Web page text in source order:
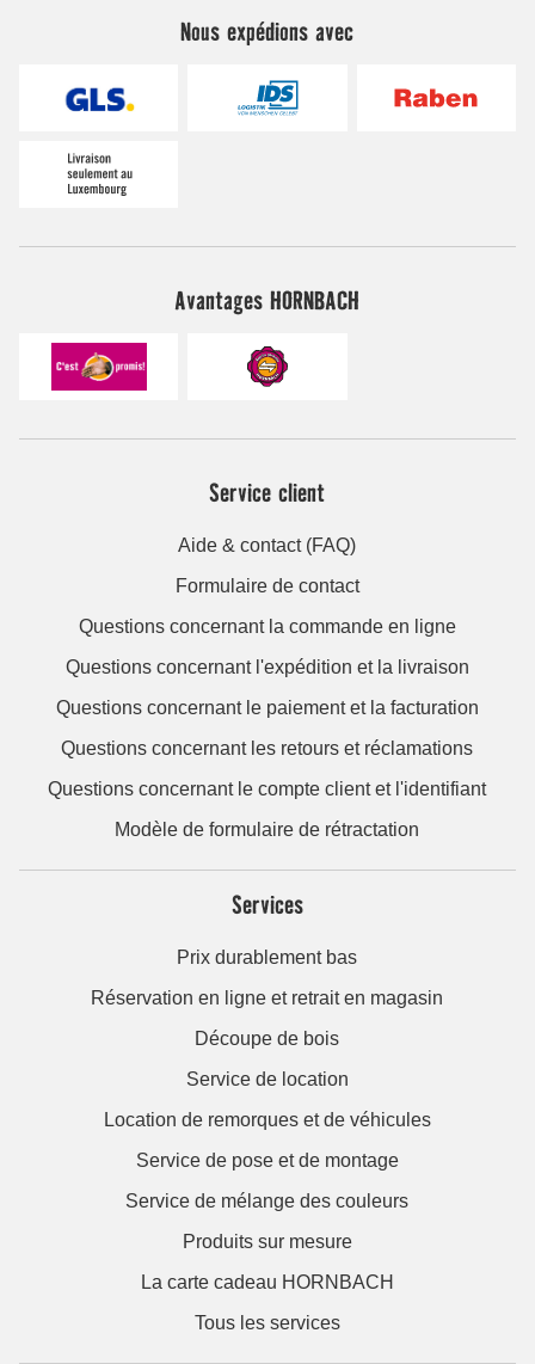
Nous expédions avec
Avantages HORNBACH
Service client
Aide & contact (FAQ)
Formulaire de contact
Questions concernant la commande en ligne
Questions concernant l'expédition et la livraison
Questions concernant le paiement et la facturation
Questions concernant les retours et réclamations
Questions concernant le compte client et l'identifiant
Modèle de formulaire de rétractation
Services
Prix durablement bas
Réservation en ligne et retrait en magasin
Découpe de bois
Service de location
Location de remorques et de véhicules
Service de pose et de montage
Service de mélange des couleurs
Produits sur mesure
La carte cadeau HORNBACH
Tous les services